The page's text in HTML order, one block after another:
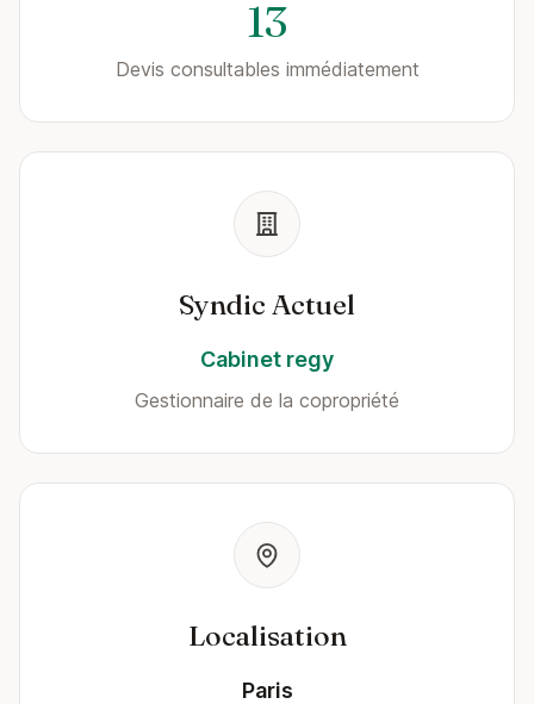
13
Devis consultables immédiatement
Syndic Actuel
Cabinet regy
Gestionnaire de la copropriété
Localisation
Paris